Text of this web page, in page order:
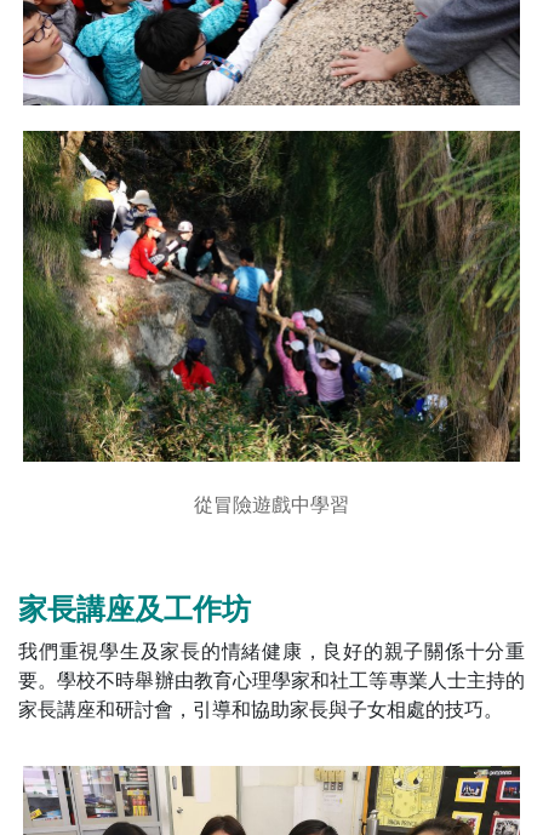
從冒險遊戲中學習
家長講座及工作坊
我們重視學生及家長的情緒健康，良好的親子關係十分重
要。學校不時舉辦由教育心理學家和社工等專業人士主持的
家長講座和研討會，引導和協助家長與子女相處的技巧。